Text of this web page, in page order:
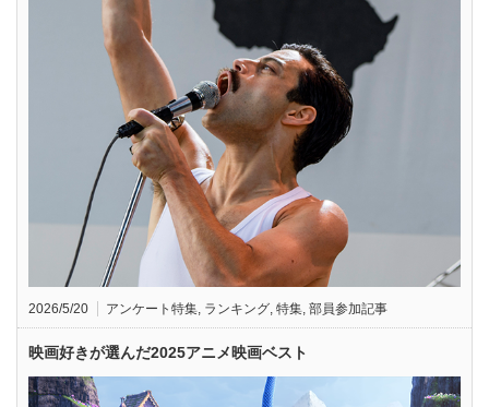
2026/5/20 アンケート特集, ランキング, 特集, 部員参加記事
映画好きが選んだ2025アニメ映画ベスト